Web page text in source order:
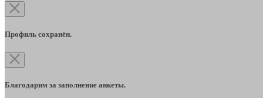
Профиль сохранён.
Благодарим за заполнение анкеты.